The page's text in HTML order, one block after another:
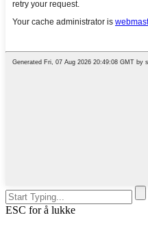
ESC for å lukke